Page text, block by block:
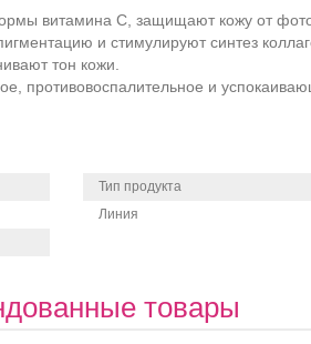
витамина С, защищают кожу от
и стимулируют синтез
тон кожи.
противовоспалительное и
Тип продукта
Линия
товары